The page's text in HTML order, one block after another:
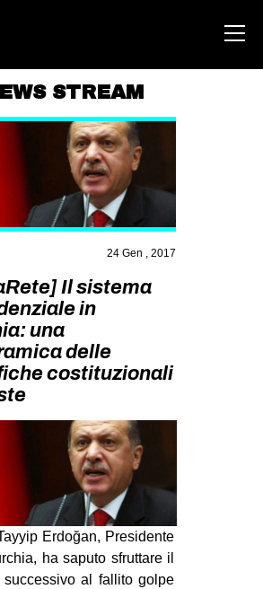
ABOUT
AREA
DEGENERAZIONE
GAZA FREESTYLE
CSOA LAMBRETTA
MSM
STUDENTI TSUNAMI
ZAM
MOBILITAZIONI
SPAZI
SPORT POPOLARE
MOVIMENTI
AMBIENTE
STREAM
24 Gen , 2017
Il sistema
in
una
delle
costituzionali
Erdoğan, Presidente
ha saputo sfruttare il
successivo al fallito golpe